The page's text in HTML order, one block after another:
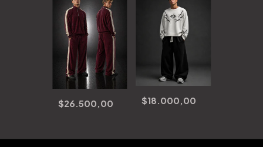
$26.500,00 $18.000,00